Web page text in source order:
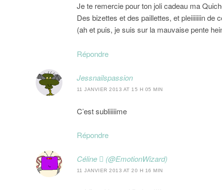
Je te remercie pour ton joli cadeau ma
Des bizettes et des paillettes, et pleiiiiiiin de
(ah et puis, je suis sur la mauvaise pente
Répondre
Jessnailspassion
11 JANVIER 2013 AT 15 H 05 MIN
C’est subliiiiime
Répondre
Céline  (@EmotionWizard)
11 JANVIER 2013 AT 20 H 16 MIN